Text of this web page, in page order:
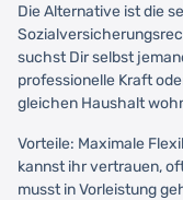
Die Alternative ist die
suchst Dir selbst
professionelle Kraft
gleichen Haushalt
Vorteile: Maximale
kannst ihr vertrauen,
musst in Vorleistung